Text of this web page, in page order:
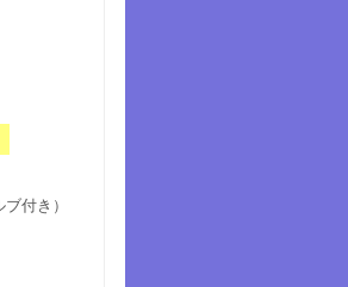
付き）